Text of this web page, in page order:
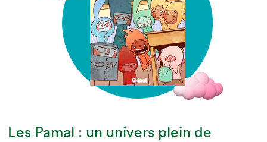
Les Pamal : un univers plein de